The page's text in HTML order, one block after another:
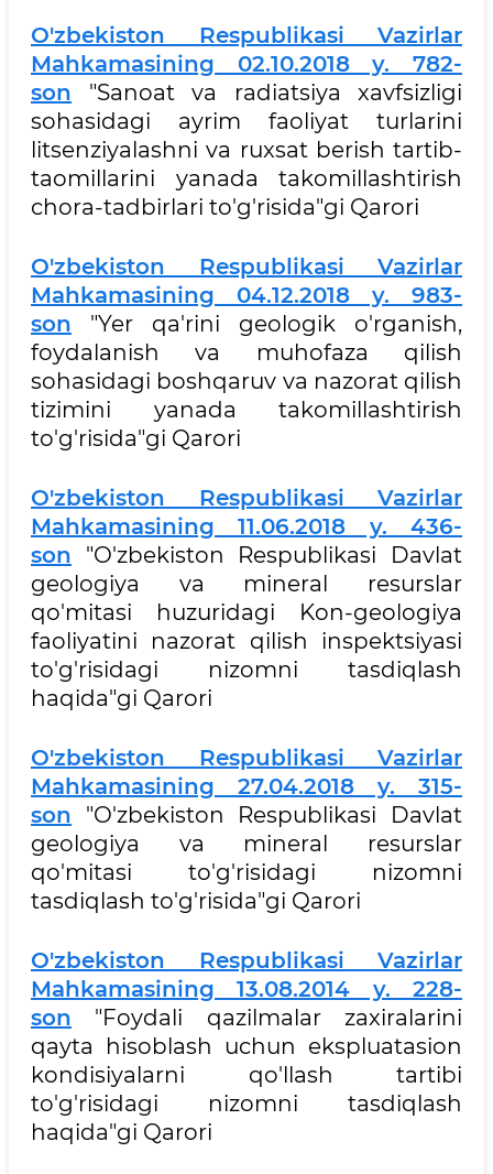
O'zbekiston Respublikasi Vazirlar
Mahkamasining 02.10.2018 y. 782-
son "Sanoat va radiatsiya xavfsizligi
sohasidagi ayrim faoliyat turlarini
litsenziyalashni va ruxsat berish tartib-
taomillarini yanada takomillashtirish
chora-tadbirlari to'g'risida"gi Qarori
O'zbekiston Respublikasi Vazirlar
Mahkamasining 04.12.2018 y. 983-
son "Yer qa'rini geologik o'rganish,
foydalanish va muhofaza qilish
sohasidagi boshqaruv va nazorat qilish
tizimini yanada takomillashtirish
to'g'risida"gi Qarori
O'zbekiston Respublikasi Vazirlar
Mahkamasining 11.06.2018 y. 436-
son "O'zbekiston Respublikasi Davlat
geologiya va mineral resurslar
qo'mitasi huzuridagi Kon-geologiya
faoliyatini nazorat qilish inspektsiyasi
to'g'risidagi nizomni tasdiqlash
haqida"gi Qarori
O'zbekiston Respublikasi Vazirlar
Mahkamasining 27.04.2018 y. 315-
son "O'zbekiston Respublikasi Davlat
geologiya va mineral resurslar
qo'mitasi to'g'risidagi nizomni
tasdiqlash to'g'risida"gi Qarori
O'zbekiston Respublikasi Vazirlar
Mahkamasining 13.08.2014 y. 228-
son "Foydali qazilmalar zaxiralarini
qayta hisoblash uchun ekspluatasion
kondisiyalarni qo'llash tartibi
to'g'risidagi nizomni tasdiqlash
haqida"gi Qarori